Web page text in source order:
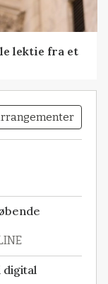
lektie fra et
digital